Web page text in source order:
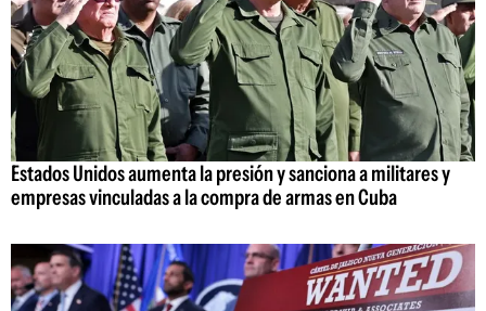
Estados Unidos aumenta la presión y sanciona a militares y
empresas vinculadas a la compra de armas en Cuba